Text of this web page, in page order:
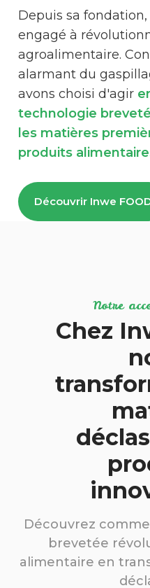
Depuis sa
engagé à
agroalimentaire.
alarmant du
avons choisi d'agir
technologie
les matières
produits
Découvrir Inwe
Notre
Chez
Découvrez
brevetée
alimentaire en